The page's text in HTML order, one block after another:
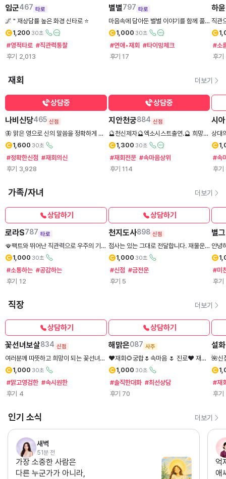
임군467 타로
🌌 " 재상담률 높은 화경 신타로 ⭐
1,200 30초
#영적타로 #직관력통찰
후기 2,013
별별797 타로
마음속에 담아둔 별별 이야기를 함께 풀
어드립니다✨
1,000 30초
#연애•재회 #타이밍체크
후기 17
하윤
직관
드립
#소
후기
재회 더보기
상담중
나비신당465 신점
🦋 맑은 영으로 신의 말씀을 정확하게 전
해드리겠습니다. 재회.불임.동성연애.매
매문제로 마음이 힘드신분들께 맑은공수
로말씀을 정확히 전하겠습니다🙏
1,600 30초
#정확한신점 #재회의신
후기 3,928
상담중
지안천궁884 신점
🔮천신제자🔮엑소시스트출연.🔮 희망고
문 없는 공수 그대로 전달합니다. 방향성
과 결과를 짚어드립니다. 재회·연락 적중
사례 다수.
1,300 30초
#재회전문 #속마음상위
후기 114
시아
상대
로
#속
후기
가족/자녀 더보기
상담하기
로라S787 타로
🪭팩트와 뛰어난 직관력으로 우주의 기운
을 받아 속마음과 성향을 정확히 읽어내
는 영타로 .🙏
1,000 30초
#소통하는 #공감하는
후기 12
상담하기
천지도사898 신점
점사는 있는 그대로 전달합니다. 재물운,
직장운, 연애운 해석과 함께 현생의 현실
적인 조언을 함께 제공합니다.
1,000 30초
#신점 #금전운
후기 5
별
안녕
의
#미
후기
직장 더보기
상담하기
꽃선녀보살834 신점
여러분께 따뜻하고 희망이 되는 꽃선녀
보살이 되겠습니다.🙏
1,000 30초
#맑고영검한 #속시원한
후기 4
상담하기
해맑은087 사주
❤️재회🌻궁합🌷속마음 🌷 진로❤️ 재물
운🌻부동산. 편안하게 상담합니다
1,000 30초
#솔직한대화 #최선상담
후기 70
설화
🌺신
앞길
#재
후기
인기 소식 더보기
새벽
51분 전
가장 소중한 사람은
다른 누군가가 아니라,
억
애